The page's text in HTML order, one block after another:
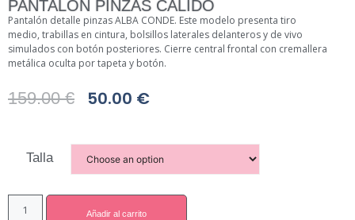
PANTALÓN PINZAS CÁLIDO
Pantalón detalle pinzas ALBA CONDE. Este modelo presenta tiro
medio, trabillas en cintura, bolsillos laterales delanteros y de vivo
simulados con botón posteriores. Cierre central frontal con cremallera
metálica oculta por tapeta y botón.
159.00€ 50.00 €
Talla
Añadir al carrito